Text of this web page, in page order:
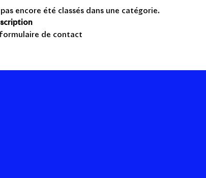
encore été classés dans une catégorie.
de contact